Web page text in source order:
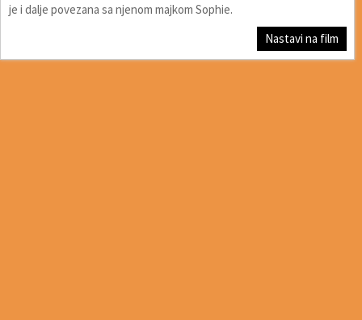
je i dalje povezana sa njenom majkom Sophie.
Nastavi na film